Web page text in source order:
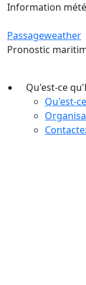
Information
Passageweather
Pronostic
Qu'est-ce
Qu'est-